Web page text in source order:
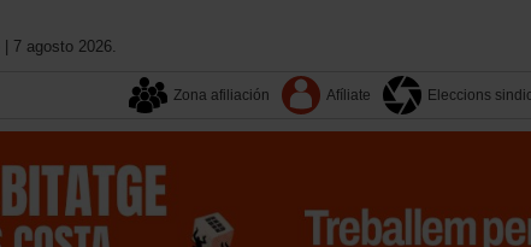
| 7 agosto 2026.
Zona afiliación Afíliate Eleccions